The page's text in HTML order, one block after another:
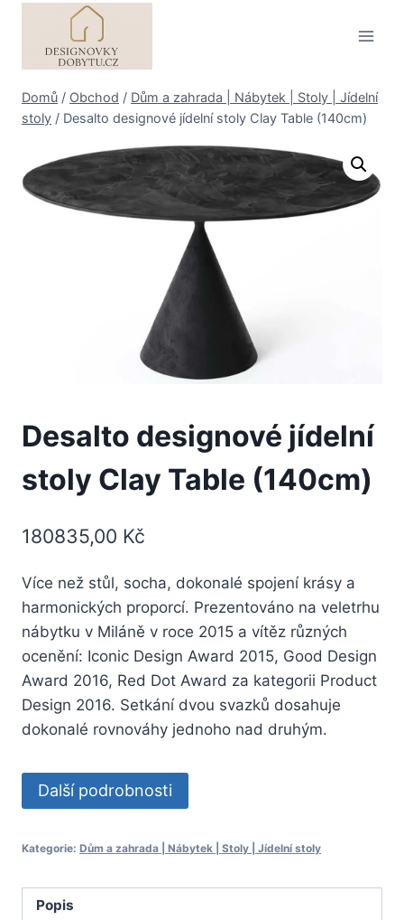
Domů / Obchod / Dům a zahrada | Nábytek | Stoly | Jídelní
stoly / Desalto designové jídelní stoly Clay Table (140cm)
Desalto designové jídelní
stoly Clay Table (140cm)
180835,00 Kč
Více než stůl, socha, dokonalé spojení krásy a
harmonických proporcí. Prezentováno na veletrhu
nábytku v Miláně v roce 2015 a vítěz různých
ocenění: Iconic Design Award 2015, Good Design
Award 2016, Red Dot Award za kategorii Product
Design 2016. Setkání dvou svazků dosahuje
dokonalé rovnováhy jednoho nad druhým.
Další podrobnosti
Kategorie: Dům a zahrada | Nábytek | Stoly | Jídelní stoly
Popis